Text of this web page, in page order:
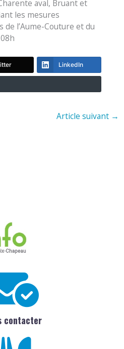
aval, Bruant et
les mesures
l’Aume-Couture et du
LinkedIn
Article suivant →
contacter